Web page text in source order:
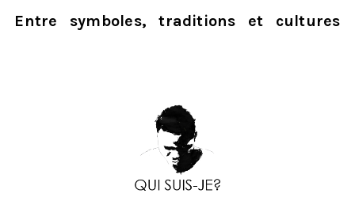
Entre symboles, traditions et cultures